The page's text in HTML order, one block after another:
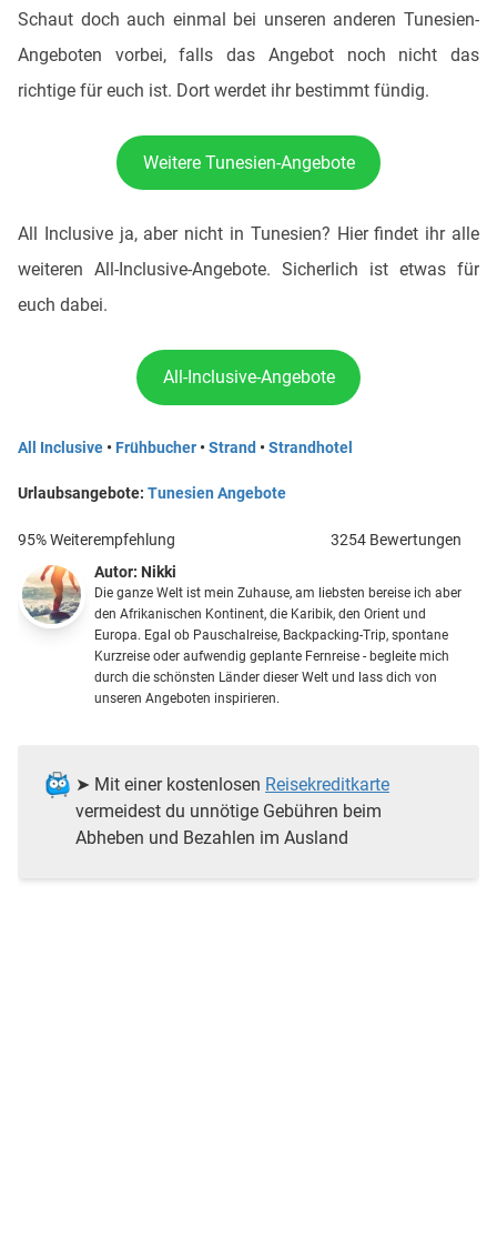
Schaut doch auch einmal bei unseren anderen Tunesien-
Angeboten vorbei, falls das Angebot noch nicht das
richtige für euch ist. Dort werdet ihr bestimmt fündig.
Weitere Tunesien-Angebote
All Inclusive ja, aber nicht in Tunesien? Hier findet ihr alle
weiteren All-Inclusive-Angebote. Sicherlich ist etwas für
euch dabei.
All-Inclusive-Angebote
All Inclusive • Frühbucher •Strand •Strandhotel
Urlaubsangebote: Tunesien Angebote
95% Weiterempfehlung
3254 Bewertungen
Autor: Nikki
Die ganze Welt ist mein Zuhause, am liebsten bereise ich aber
den Afrikanischen Kontinent, die Karibik, den Orient und
Europa. Egal ob Pauschalreise, Backpacking-Trip, spontane
Kurzreise oder aufwendig geplante Fernreise - begleite mich
durch die schönsten Länder dieser Welt und lass dich von
unseren Angeboten inspirieren.
➤ Mit einer kostenlosen Reisekreditkarte
vermeidest du unnötige Gebühren beim
Abheben und Bezahlen im Ausland